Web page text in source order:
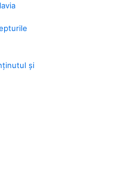
și